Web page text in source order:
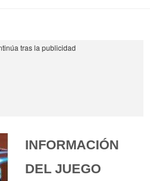
INFORMACIÓN
DEL JUEGO